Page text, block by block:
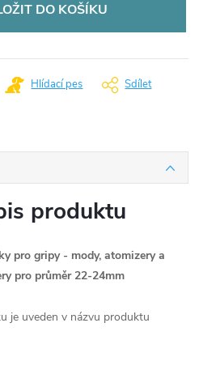
DO KOŠÍKU
Hlídací pes Sdílet
produktu
pro gripy - mody, atomizery a
pro průměr 22-24mm
je uveden v názvu produktu